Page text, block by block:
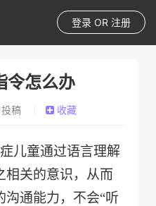
登录 OR 注册
令怎么办
稿 收藏
儿童通过语言理解
相关的意识，从而
通能力，不会“听